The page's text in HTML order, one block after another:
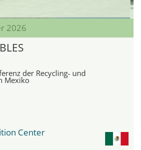
2026
der Recycling‑ und
Mexiko
Center